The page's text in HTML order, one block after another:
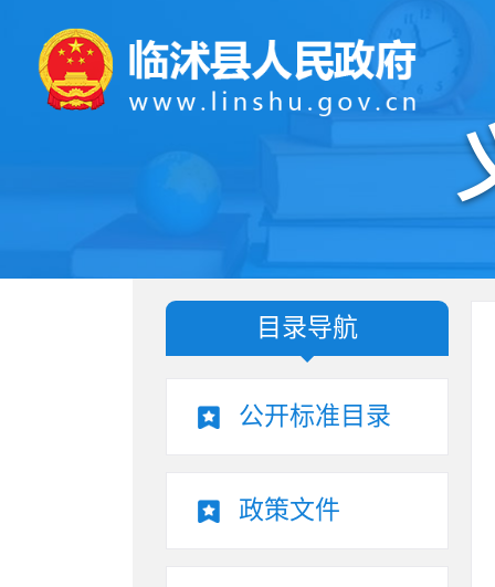
目录导航
公开标准目录
政策文件